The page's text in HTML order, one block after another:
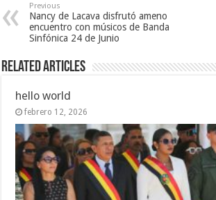
Previous
Nancy de Lacava disfrutó ameno
encuentro con músicos de Banda
Sinfónica 24 de Junio
Related Articles
hello world
febrero 12, 2026